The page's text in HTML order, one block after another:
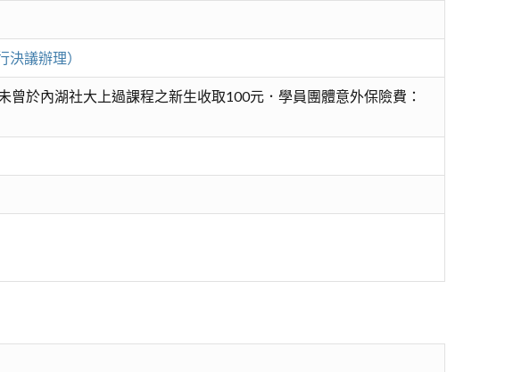
議辦理）
於內湖社大上過課程之新生收取100元．學員團體意外保險費：